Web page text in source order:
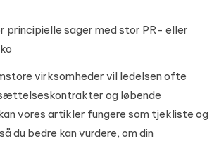
principielle sager med stor PR- eller
virksomheder vil ledelsen ofte
og løbende
vores artikler fungere som tjekliste og
du bedre kan vurdere, om din